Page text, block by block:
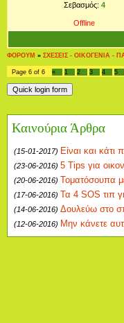
Σεβασμός: 4
Offline
ΦΟΡΟΥΜ » ΣΧΕΣΕΙΣ - ΟΙΚΟΓΕΝΙΑ -
Page 6 of 6 « 1 2 3 4 5
Καινούρια Άρθρα
(15-01-2017) Είναι και κάτι
(23-06-2016) 5 Tips για
(20-06-2016) Τοματόσουπα
(17-06-2016) Τα 4 SOS τιπ
(14-06-2016) Δουλεύω στο
(12-06-2016) Μην κάνετε